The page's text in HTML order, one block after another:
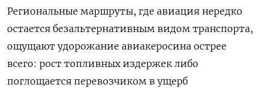
Региональные маршруты, где авиация нередко
остается безальтернативным видом транспорта,
ощущают удорожание авиакеросина острее
всего: рост топливных издержек либо
поглощается перевозчиком в ущерб